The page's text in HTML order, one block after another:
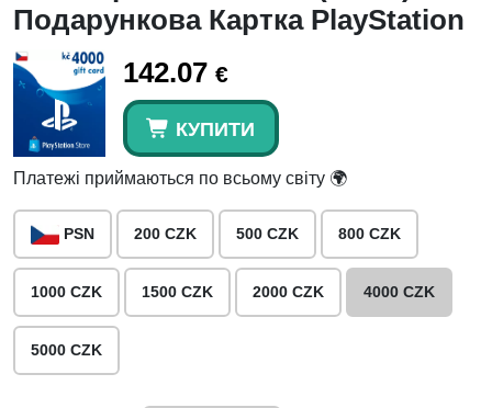
Подарункова Картка PlayStation
142.07 €
КУПИТИ
Платежі приймаються по всьому світу 🌍
PSN 200 CZK 500 CZK 800 CZK
1000 CZK 1500 CZK 2000 CZK 4000 CZK
5000 CZK